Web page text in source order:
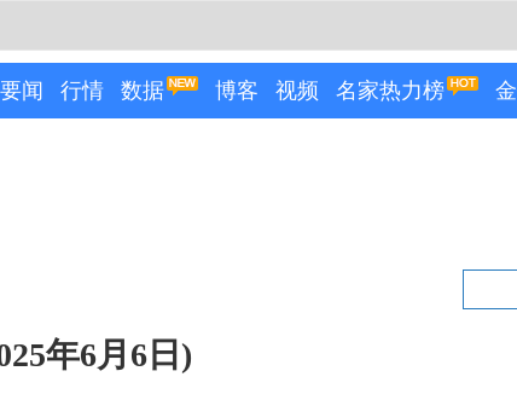
闻 行情 数据 博客 视频 名家热力榜
年6月6日)